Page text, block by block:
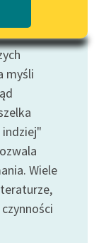
myśli
Wiele